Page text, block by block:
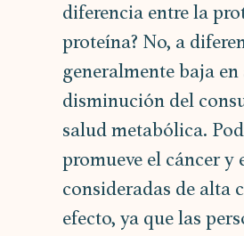
diferencia entre la
proteína? No, a
generalmente baja
disminución del
salud metabólica.
promueve el cáncer y
consideradas de alta
efecto, ya que las